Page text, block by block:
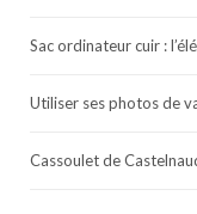
Sac ordinateur cuir :
Utiliser ses photos de
Cassoulet de